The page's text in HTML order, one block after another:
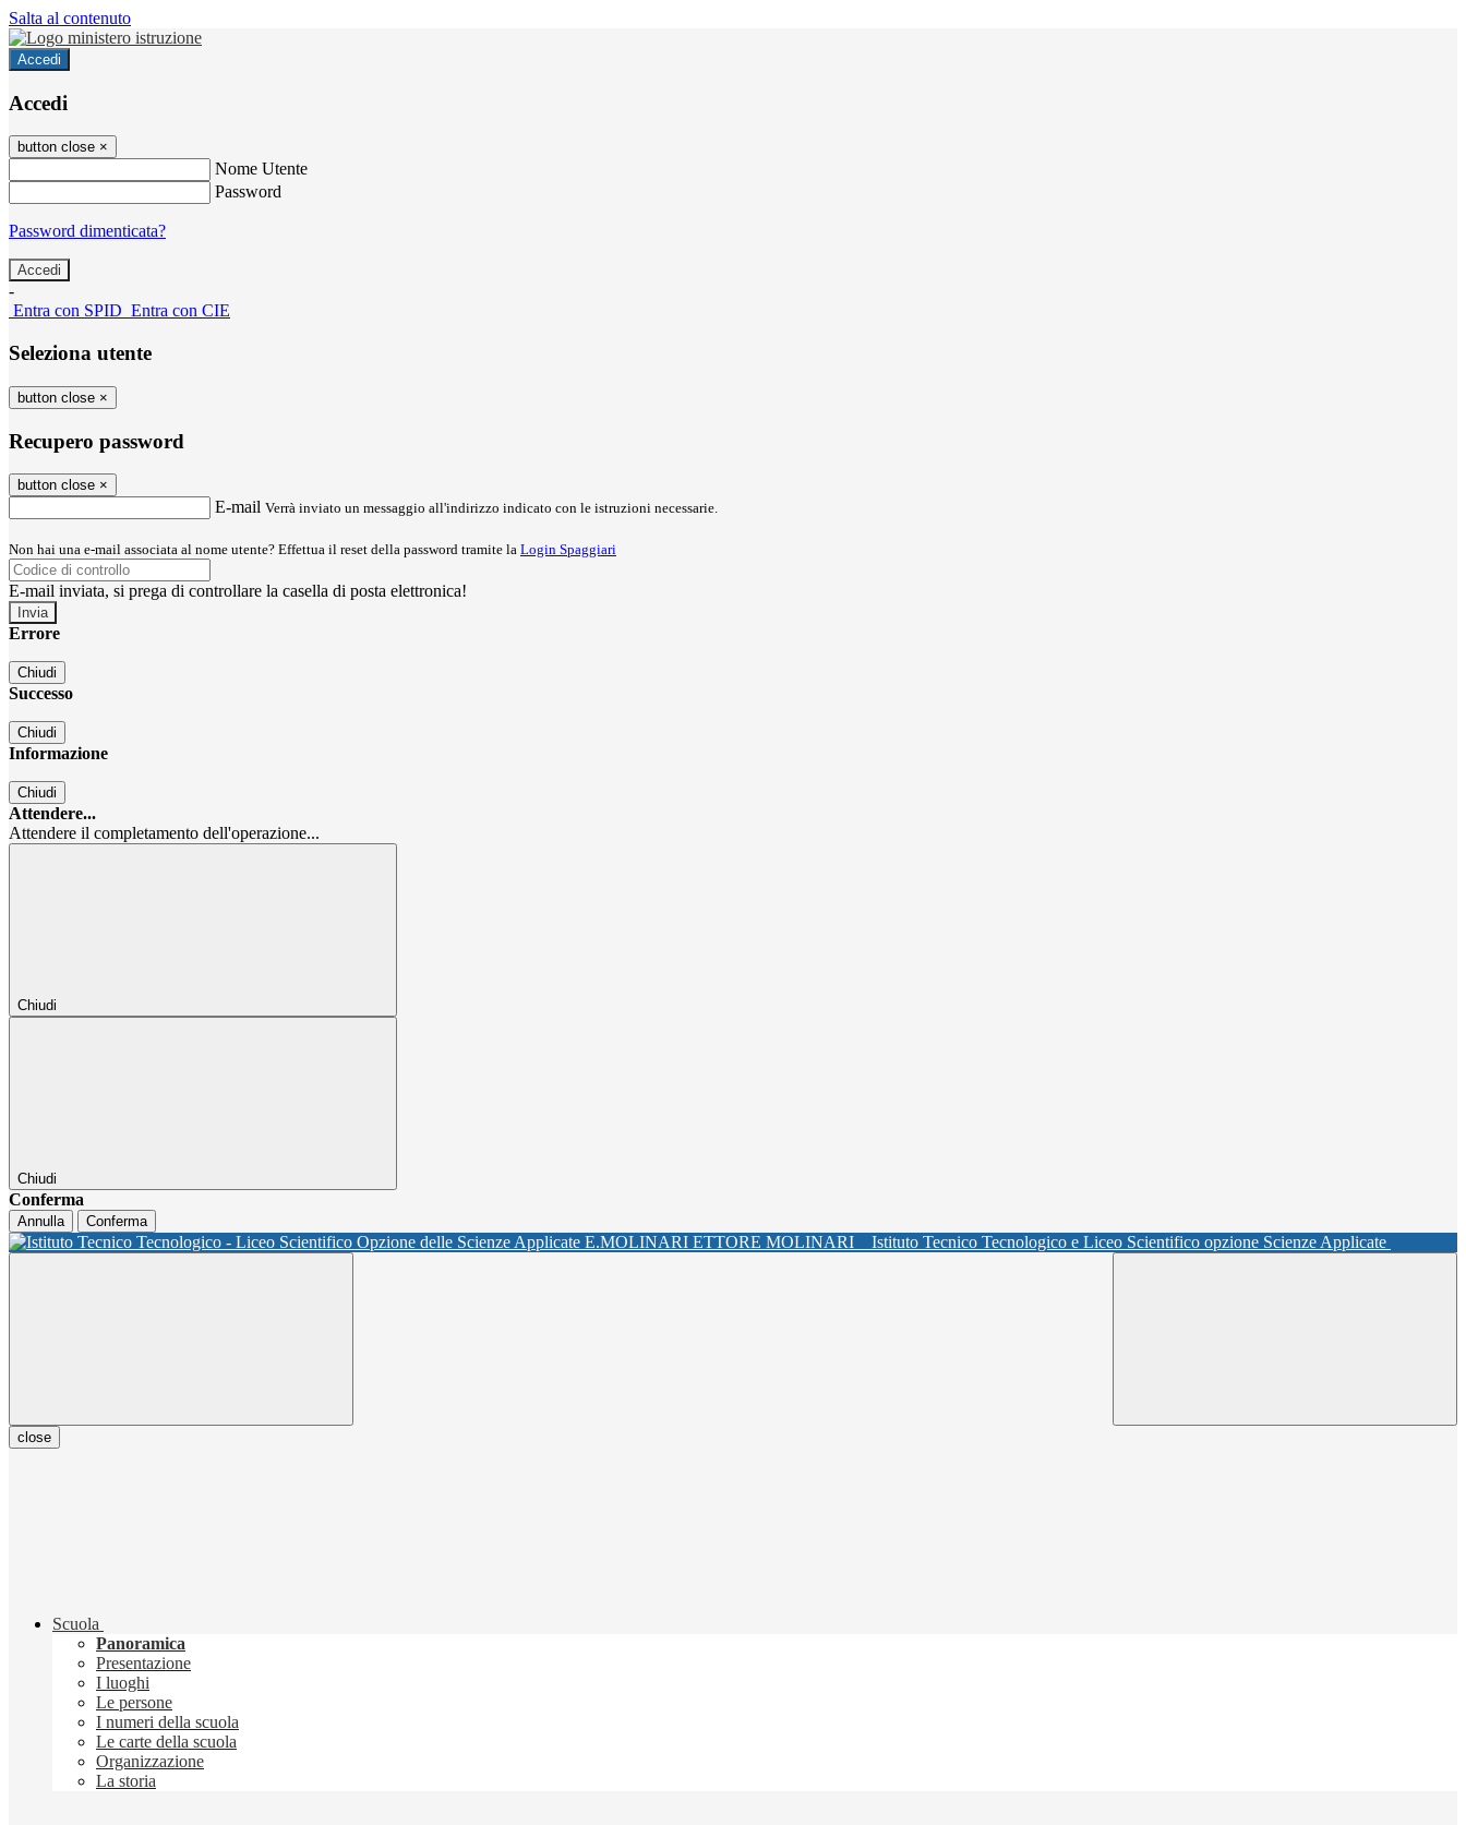
Salta al contenuto
Accedi
Accedi
button close ×
Nome Utente
Password
Password dimenticata?
-
Entra con SPID Entra con CIE
Seleziona utente
button close ×
Recupero password
button close ×
E-mail Verrà inviato un messaggio all'indirizzo indicato con le istruzioni necessarie.
Non hai una e-mail associata al nome utente? Effettua il reset della password tramite la Login Spaggiari
E-mail inviata, si prega di controllare la casella di posta elettronica!
Errore
Chiudi
Successo
Chiudi
Informazione
Chiudi
Attendere...
Attendere il completamento dell'operazione...
Chiudi
Chiudi
Conferma
Annulla Conferma
ETTORE MOLINARI Istituto Tecnico Tecnologico e Liceo Scientifico opzione Scienze Applicate
close
Scuola
Panoramica
Presentazione
I luoghi
Le persone
I numeri della scuola
Le carte della scuola
Organizzazione
La storia